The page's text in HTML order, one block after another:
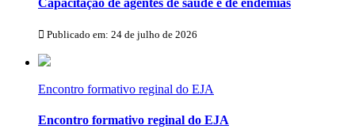
Publicado em: 24 de julho de 2026
Encontro formativo reginal do EJA
Encontro formativo reginal do EJA